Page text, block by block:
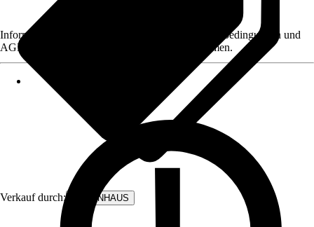
Verkauf durch: BODENHAUS
Informationen des Verkäufers, wie z. B. Rückgabebedingungen und
AGB, finden Sie bei Klick auf den Verkäufernamen.